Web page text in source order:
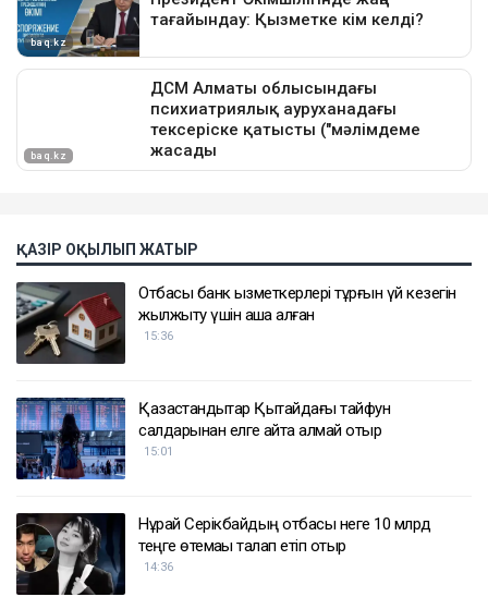
ҚАЗІР ОҚЫЛЫП ЖАТЫР
Отбасы банк қызметкерлері тұрғын үй кезегін
жылжыту үшін ақша алған
15:36
Қазақстандықтар Қытайдағы тайфун
салдарынан елге қайта алмай отыр
15:01
Нұрай Серікбайдың отбасы неге 10 млрд
теңге өтемақы талап етіп отыр
14:36